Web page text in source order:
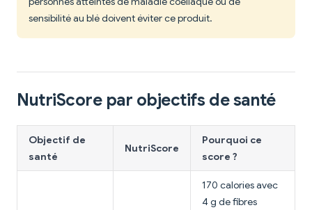
sensibilité au blé doivent éviter ce produit.
NutriScore par objectifs de santé
Objectif de
santé
NutriScore
Pourquoi ce
score ?
170 calories avec
4 g de fibres